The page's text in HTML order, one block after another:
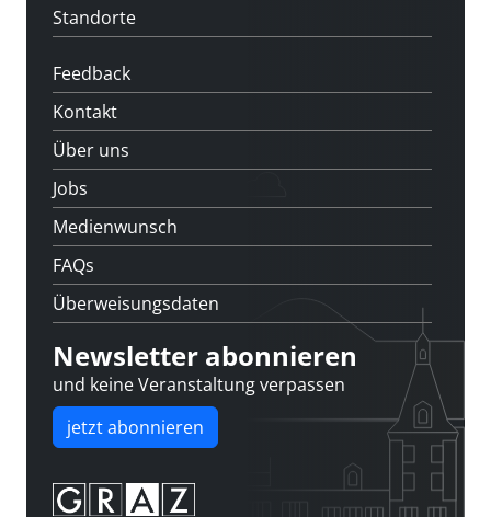
Standorte
Feedback
Kontakt
Über uns
Jobs
Medienwunsch
FAQs
Überweisungsdaten
Newsletter abonnieren
und keine Veranstaltung verpassen
jetzt abonnieren